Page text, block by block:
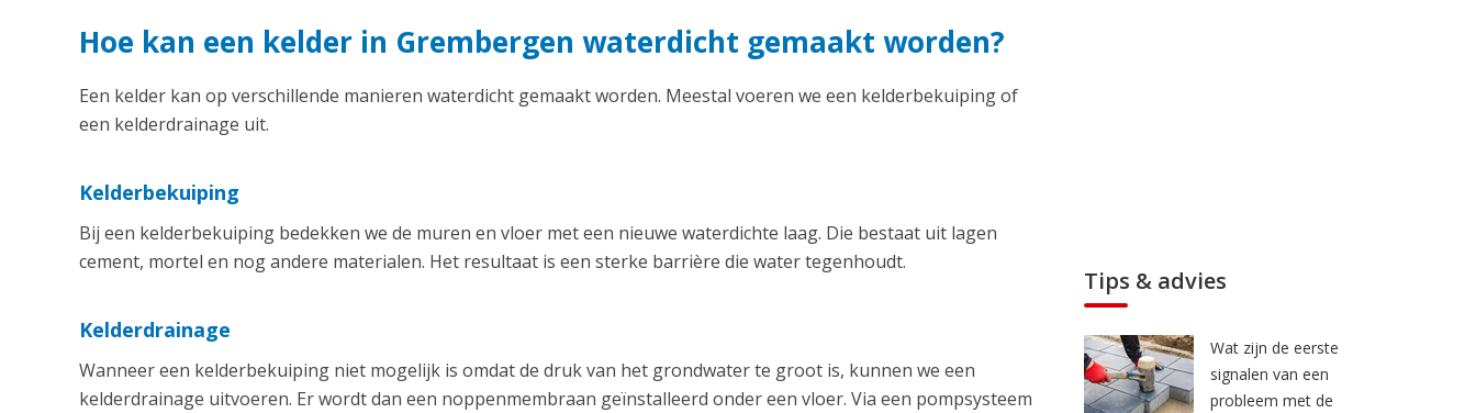
Hoe kan een kelder in Grembergen waterdicht gemaakt worden?
Een kelder kan op verschillende manieren waterdicht gemaakt worden. Meestal voeren we een kelderbekuiping of
een kelderdrainage uit.
Kelderbekuiping
Bij een kelderbekuiping bedekken we de muren en vloer met een nieuwe waterdichte laag. Die bestaat uit lagen
cement, mortel en nog andere materialen. Het resultaat is een sterke barrière die water tegenhoudt.
Kelderdrainage
Wanneer een kelderbekuiping niet mogelijk is omdat de druk van het grondwater te groot is, kunnen we een
kelderdrainage uitvoeren. Er wordt dan een noppenmembraan geïnstalleerd onder een vloer. Via een pompsysteem
Tips & advies
Wat zijn de eerste
signalen van een
probleem met de